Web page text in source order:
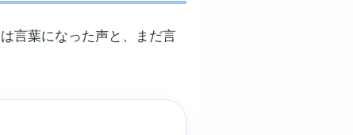
言葉になった声と、まだ言